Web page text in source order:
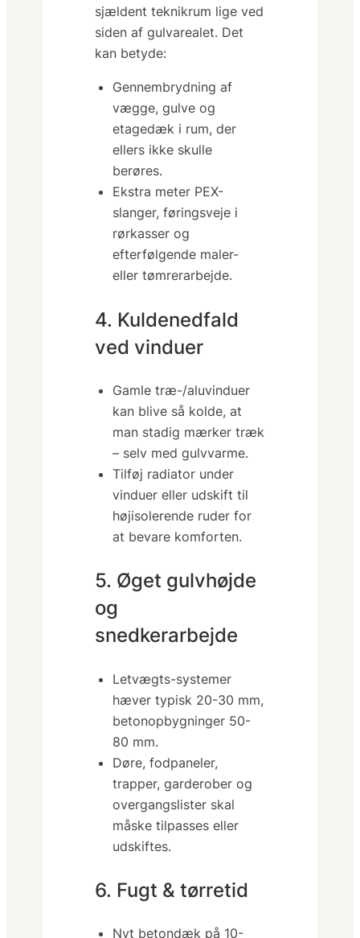
sjældent teknikrum lige ved
siden af gulvarealet. Det
kan betyde:
Gennembrydning af
vægge, gulve og
etagedæk i rum,der
ellers ikke skulle
berøres.
Ekstra meter PEX-
slanger, føringsveje i
rørkasser og
efterfølgende maler-
eller tømrerarbejde.
4. Kuldenedfald
ved vinduer
Gamle træ-/aluvinduer
kan blive så kolde, at
man stadig mærker træk
– selv med gulvvarme.
Tilføj radiator under
vinduer eller udskift til
højisolerende ruder for
at bevare komforten.
5. Øget gulvhøjde
og
snedkerarbejde
Letvægts-systemer
hæver typisk 20-30 mm,
betonopbygninger 50-
80 mm.
Døre, fodpaneler,
trapper, garderober og
overgangslister skal
måske tilpasses eller
udskiftes.
6. Fugt & tørretid
Nyt betondæk på 10-